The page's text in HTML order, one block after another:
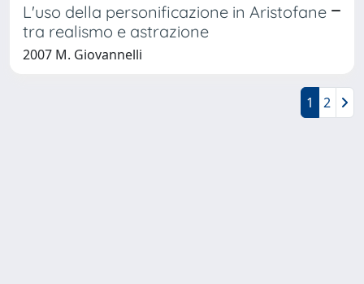
L'uso della personificazione in Aristofane
tra realismo e astrazione
2007 M. Giovannelli
1 2